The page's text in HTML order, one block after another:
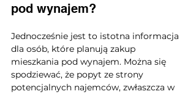
pod wynajem?
Jednocześnie jest to istotna informacja
dla osób, które planują zakup
mieszkania pod wynajem. Można się
spodziewać, że popyt ze strony
potencjalnych najemców, zwłaszcza w